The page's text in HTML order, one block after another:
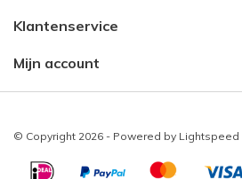
Klantenservice
Mijn account
© Copyright 2026 - Powered by Lightspeed